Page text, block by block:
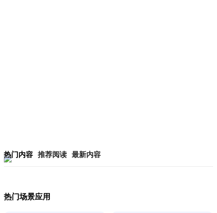
热门内容 推荐阅读 最新内容
热门场景应用